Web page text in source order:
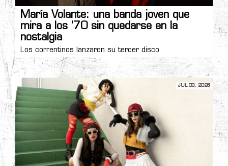
María Volante: una banda joven que
mira a los '70 sin quedarse en la
nostalgia
Los correntinos lanzaron su tercer disco
JUL 03, 2026